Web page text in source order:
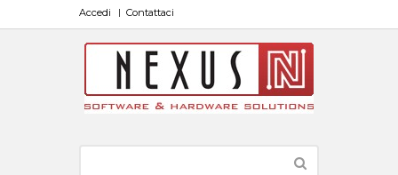
Accedi Contattaci